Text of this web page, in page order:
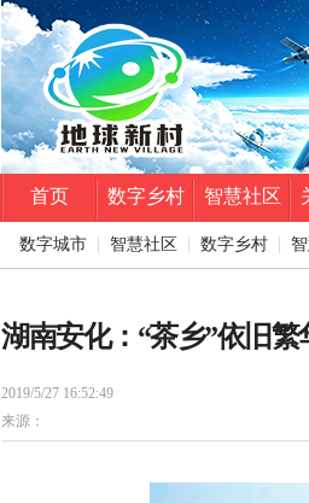
首页 数字乡村 智慧社区
数字城市 智慧社区 数字乡村
湖南安化：“茶乡”依旧繁
2019/5/27 16:52:49
来源：